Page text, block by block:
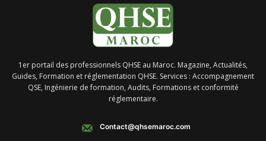
1er portail des professionnels QHSE au Maroc. Magazine, Actualités,
Guides, Formation et réglementation QHSE. Services : Accompagnement
QSE, Ingénierie de formation, Audits, Formations et conformité
réglementaire.
Contact@qhsemaroc.com